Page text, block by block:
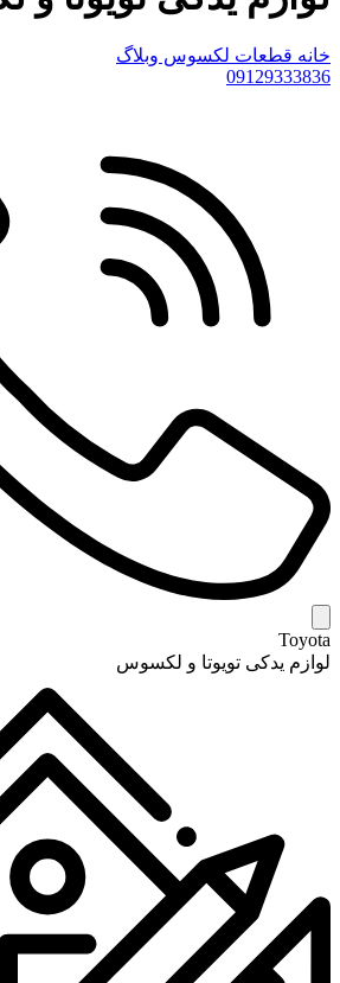
خانه قطعات لکسوس وبلاگ
09129333836
Toyota
لوازم یدکی تویوتا و لکسوس